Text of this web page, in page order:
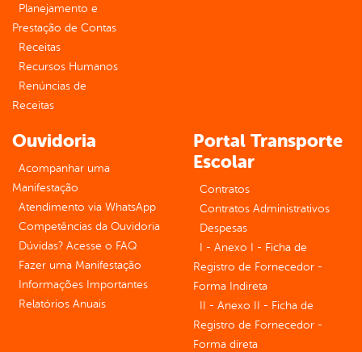
Planejamento e
Prestação de Contas
Receitas
Recursos Humanos
Renúncias de
Receitas
Ouvidoria
Acompanhar uma
Manifestação
Atendimento via WhatsApp
Competências da Ouvidoria
Dúvidas? Acesse o FAQ
Fazer uma Manifestação
Informações Importantes
Relatórios Anuais
Portal Transporte
Escolar
Contratos
Contratos Administrativos
Despesas
I - Anexo I - Ficha de
Registro de Fornecedor -
Forma Indireta
II - Anexo II - Ficha de
Registro de Fornecedor -
Forma direta